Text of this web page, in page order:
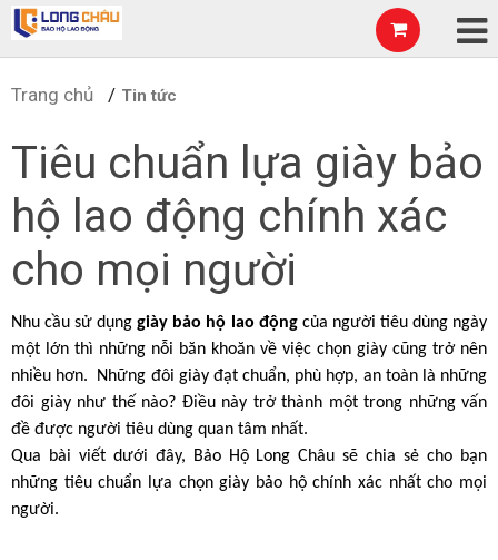
Trang chủ Tin tức
Tiêu chuẩn lựa giày bảo
hộ lao động chính xác
cho mọi người
Nhu cầu sử dụng giày bảo hộ lao động của người tiêu dùng ngày
một lớn thì những nỗi băn khoăn về việc chọn giày cũng trở nên
nhiều hơn.  Những đôi giày đạt chuẩn, phù hợp, an toàn là những
đôi giày như thế nào? Điều này trở thành một trong những vấn
đề được người tiêu dùng quan tâm nhất.
Qua bài viết dưới đây, Bảo Hộ Long Châu sẽ chia sẻ cho bạn
những tiêu chuẩn lựa chọn giày bảo hộ chính xác nhất cho mọi
người.